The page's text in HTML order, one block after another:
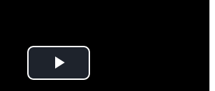
Play